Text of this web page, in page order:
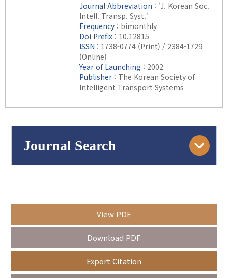
Journal Abbreviation : 'J. Korean Soc.
Intell. Transp. Syst.'
Frequency : bimonthly
Doi Prefix : 10.12815
ISSN : 1738-0774 (Print) / 2384-1729
(Online)
Year of Launching : 2002
Publisher : The Korean Society of
Intelligent Transport Systems
Journal Search
Year(s) :
to
View PDF
Download PDF
Export Citation